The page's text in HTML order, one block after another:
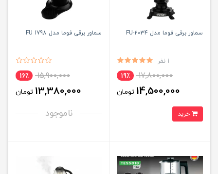
سماور برقی فوما مدل FU-2034
1 نفر
17,800,000 19٪
14,500,000 تومان
سماور برقی فوما مدل FU 1798
15,900,000 16٪
13,380,000 تومان
ناموجود